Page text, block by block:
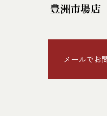
豊洲市場店
メールでお